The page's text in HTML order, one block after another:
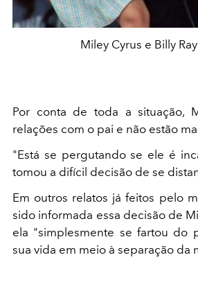
Miley Cyrus e Billy
Por conta de toda a situação,
relações com o pai e não estão
"Está se pergutando se ele é
tomou a difícil decisão de se
Em outros relatos já feitos pelo
sido informada essa decisão de
ela "simplesmente se fartou do
sua vida em meio à separação da